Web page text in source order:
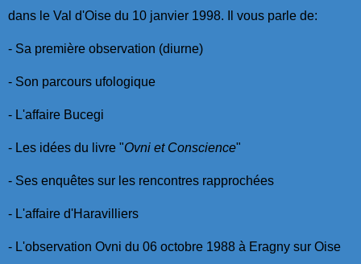
dans le Val d'Oise du 10 janvier 1998. Il vous parle de:
- Sa première observation (diurne)
- Son parcours ufologique
- L'affaire Bucegi
- Les idées du livre "Ovni et Conscience"
- Ses enquêtes sur les rencontres rapprochées
- L'affaire d'Haravilliers
- L'observation Ovni du 06 octobre 1988 à Eragny sur Oise